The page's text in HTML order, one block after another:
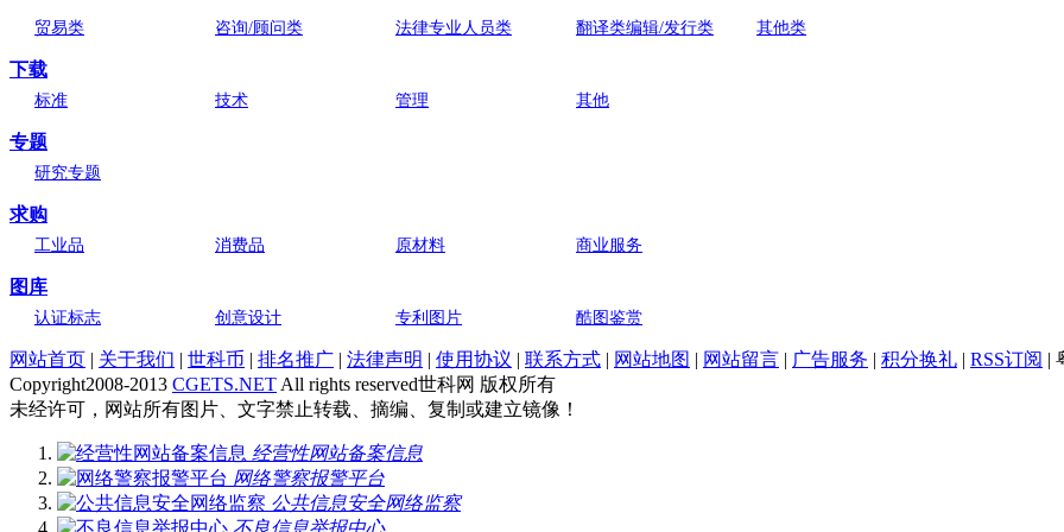
贸易类 咨询/顾问类 法律专业人员类 翻译类编辑/发行类 其他类
下载
标准 技术 管理 其他
专题
研究专题
求购
工业品 消费品 原材料 商业服务
图库
认证标志 创意设计 专利图片 酷图鉴赏
网站首页 关于我们 世科币 排名推广 法律声明 使用协议 联系方式 网站地图 网站留言 广告服务 积分换礼 RSS订阅
|
Copyright2008-2013 CGETS.NETAll rights reserved世科网 版权所有
未经许可，网站所有图片、文字禁止转载、摘编、复制或建立镜像！
经营性网站备案信息
网络警察报警平台
公共信息安全网络监察